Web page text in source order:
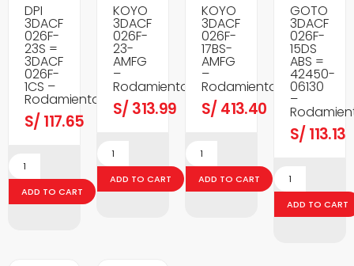
DPI
3DACF
026F-
23S =
3DACF
026F-
1CS –
Rodamientos
S/ 117.65
ADD TO CART
KOYO
3DACF
026F-
23-
AMFG
–
Rodamientos
S/ 313.99
ADD TO CART
KOYO
3DACF
026F-
17BS-
AMFG
–
Rodamientos
S/ 413.40
ADD TO CART
GOTO
3DACF
026F-
15DS
ABS =
42450-
06130
–
S/ 113.13
ADD TO CART